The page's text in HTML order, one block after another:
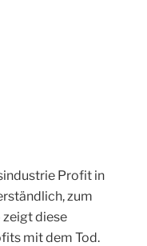
Profit in
zum
zeigt diese
mit dem Tod.